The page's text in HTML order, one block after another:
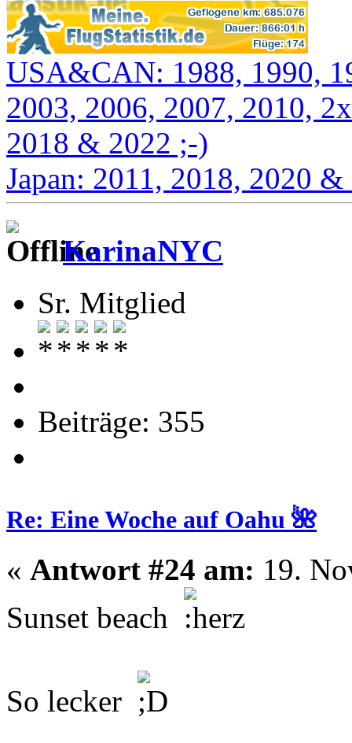
USA&CAN: 1988, 1990,
2003, 2006, 2007, 2010,
2018 & 2022 ;-)
Japan: 2011, 2018, 2020 &
KarinaNYC
Sr. Mitglied
Beiträge: 355
Re: Eine Woche auf Oahu 🌺
« Antwort #24 am: 19.
Sunset beach
So lecker